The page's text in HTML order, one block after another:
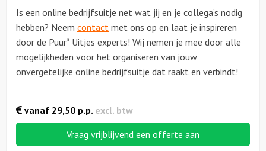
Is een online bedrijfsuitje net wat jij en je collega’s nodig
hebben? Neem contact met ons op en laat je inspireren
door de Puur* Uitjes experts! Wij nemen je mee door alle
mogelijkheden voor het organiseren van jouw
onvergetelijke online bedrijfsuitje dat raakt en verbindt!
Vraag vrijblijvend een offerte aan
vanaf 29,50 p.p. excl. btw